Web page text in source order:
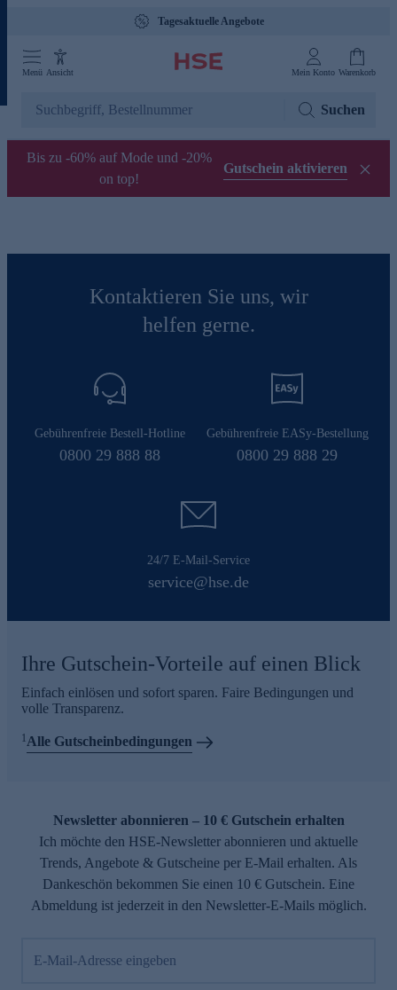
Tagesaktuelle Angebote
Menü Ansicht Mein Konto Warenkorb
Suchen
Bis zu -60% auf Mode und -20%
on top!
Gutschein aktivieren
Kontaktieren Sie uns, wir
helfen gerne.
Gebührenfreie Bestell-Hotline
0800 29 888 88
Gebührenfreie EASy-Bestellung
0800 29 888 29
24/7 E-Mail-Service
service@hse.de
Ihre Gutschein-Vorteile auf einen Blick
Einfach einlösen und sofort sparen. Faire Bedingungen und
volle Transparenz.
1Alle Gutscheinbedingungen
Newsletter abonnieren – 10 € Gutschein erhalten
Ich möchte den HSE-Newsletter abonnieren und aktuelle
Trends, Angebote & Gutscheine per E-Mail erhalten. Als
Dankeschön bekommen Sie einen 10 € Gutschein. Eine
Abmeldung ist jederzeit in den Newsletter-E-Mails möglich.
E-Mail-Adresse eingeben